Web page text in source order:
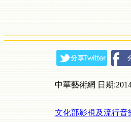
中華藝術網 日期
文化部影視及流行音